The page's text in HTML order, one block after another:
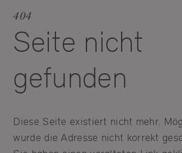
404
Seite nicht
gefunden
Diese Seite existiert nicht mehr.
wurde die Adresse nicht korrekt